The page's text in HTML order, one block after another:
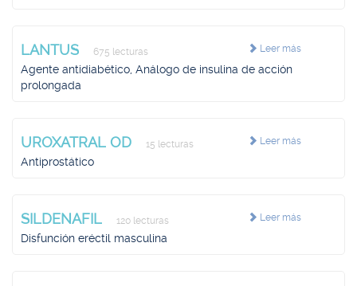
Leer más
LANTUS 675 lecturas
Agente antidiabético, Análogo de insulina de acción
prolongada
Leer más
UROXATRAL OD 15 lecturas
Antiprostático
Leer más
SILDENAFIL 120 lecturas
Disfunción eréctil masculina